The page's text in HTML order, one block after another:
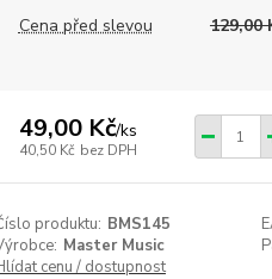
Cena před slevou
129,00
49,00 Kč/ks
40,50 Kč bez DPH
produktu: BMS145
Master Music
cenu / dostupnost